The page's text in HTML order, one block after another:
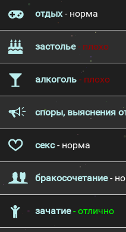
отдых- норма
застолье- плохо
алкоголь - плохо
споры, выяснения
секс- норма
бракосочетание-
зачатие- отлично